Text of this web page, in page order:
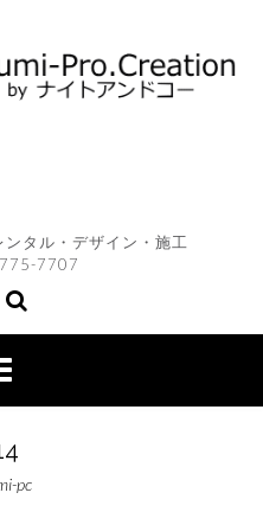
タル・デザイン・施工
7707
pc